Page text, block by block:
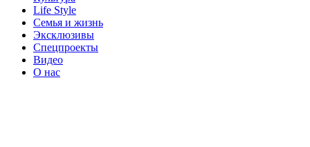
Life Style
Семья и жизнь
Эксклюзивы
Спецпроекты
Видео
О нас